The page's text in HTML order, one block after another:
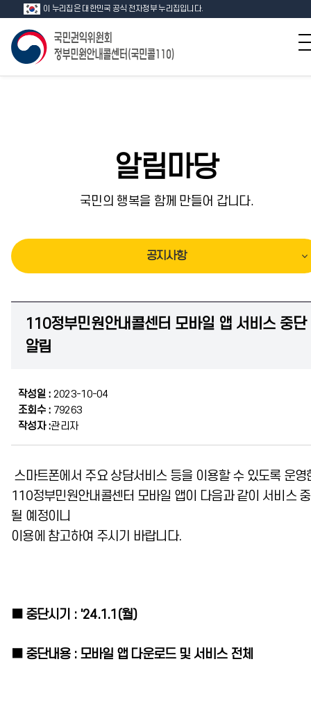
이 누리집은 대한민국 공식 전자정부 누리집입니다.
알림마당
국민의 행복을 함께 만들어 갑니다.
공지사항
110정부민원안내콜센터 모바일 앱 서비스 중단
알림
작성일 : 2023-10-04
조회수 : 79263
작성자 :관리자
스마트폰에서 주요 상담서비스 등을 이용할 수 있도록 운영
110정부민원안내콜센터 모바일 앱이 다음과 같이 서비스
될 예정이니
이용에 참고하여 주시기 바랍니다.
■ 중단시기 : '24.1.1(월)
■ 중단내용 : 모바일 앱 다운로드 및 서비스 전체